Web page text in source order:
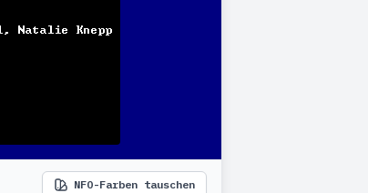
NFO-Farben tauschen